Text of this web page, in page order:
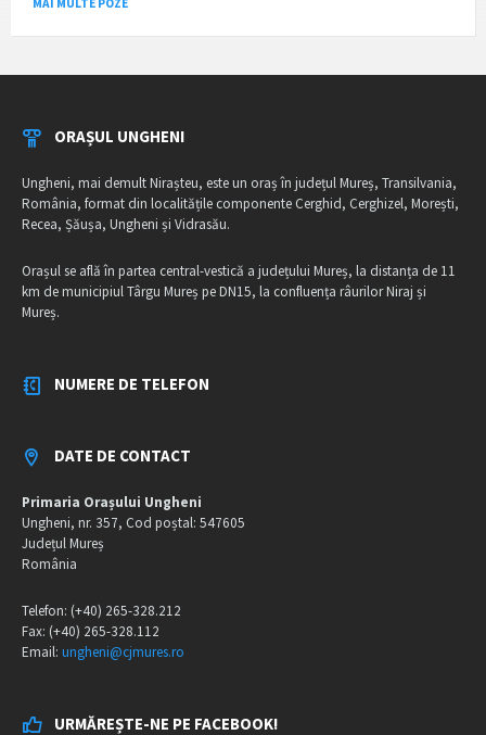
MAI MULTE POZE
ORAȘUL UNGHENI
Ungheni, mai demult Nirașteu, este un oraș în județul Mureș, Transilvania,
România, format din localitățile componente Cerghid, Cerghizel, Morești,
Recea, Șăușa, Ungheni și Vidrasău.
Orașul se află în partea central-vestică a județului Mureș, la distanța de 11
km de municipiul Târgu Mureș pe DN15, la confluența râurilor Niraj și
Mureș.
NUMERE DE TELEFON
DATE DE CONTACT
Primaria Orașului Ungheni
Ungheni, nr. 357, Cod poștal: 547605
Județul Mureș
România
Telefon: (+40) 265-328.212
Fax: (+40) 265-328.112
Email: ungheni@cjmures.ro
URMĂREȘTE-NE PE FACEBOOK!